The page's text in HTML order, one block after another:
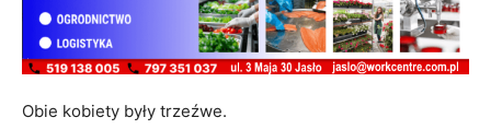
Obie kobiety były trzeźwe.